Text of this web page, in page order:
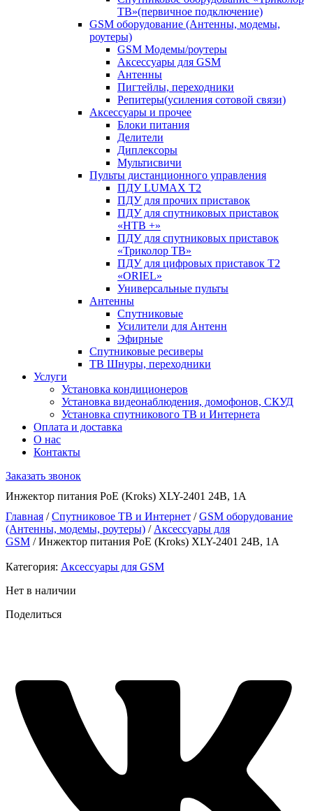
ТВ»(первичное подключение)
GSM оборудование (Антенны, модемы,
роутеры)
GSM Модемы/роутеры
Аксессуары для GSM
Антенны
Пигтейлы, переходники
Репитеры(усиления сотовой связи)
Аксессуары и прочее
Блоки питания
Делители
Диплексоры
Мультисвичи
Пульты дистанционного управления
ПДУ LUMAX Т2
ПДУ для прочих приставок
ПДУ для спутниковых приставок
«НТВ +»
ПДУ для спутниковых приставок
«Триколор ТВ»
ПДУ для цифровых приставок Т2
«ORIEL»
Универсальные пульты
Антенны
Спутниковые
Усилители для Антенн
Эфирные
Спутниковые ресиверы
ТВ Шнуры, переходники
Услуги
Установка кондиционеров
Установка видеонаблюдения, домофонов, СКУД
Установка спутникового ТВ и Интернета
Оплата и доставка
О нас
Контакты
Заказать звонок
Инжектор питания PoE (Kroks) XLY-2401 24В, 1A
Главная /Спутниковое ТВ и Интернет /GSM оборудование
(Антенны, модемы, роутеры) / Аксессуары для
GSM / Инжектор питания PoE (Kroks) XLY-2401 24В, 1A
Категория: Аксессуары для GSM
Нет в наличии
Поделиться